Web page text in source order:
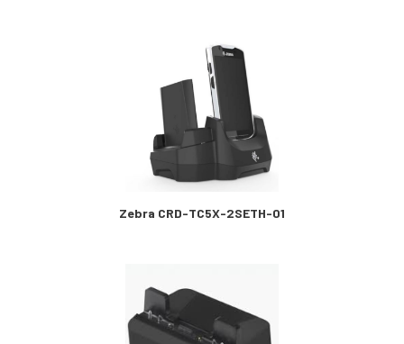
Zebra CRD-TC5X-2SETH-01